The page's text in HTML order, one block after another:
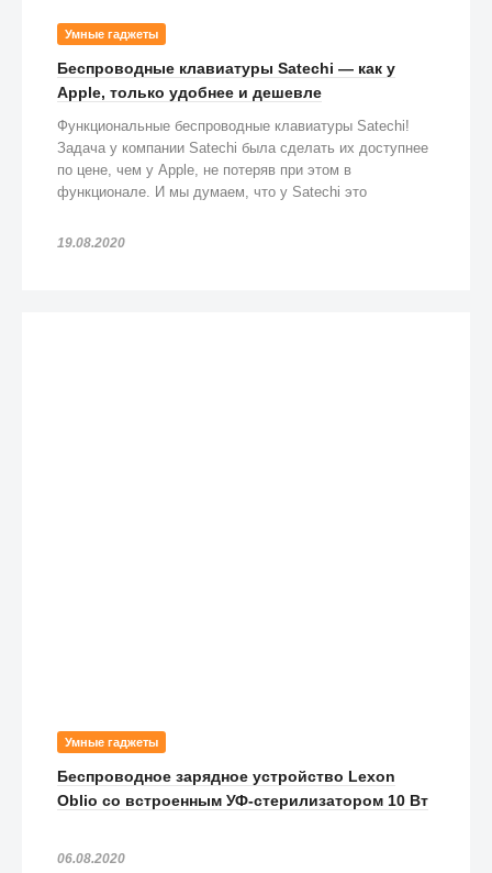
Умные гаджеты
Беспроводные клавиатуры Satechi — как у
Apple, только удобнее и дешевле
Функциональные беспроводные клавиатуры Satechi!
Задача у компании Satechi была сделать их доступнее
по цене, чем у Apple, не потеряв при этом в
функционале. И мы думаем, что у Satechi это
19.08.2020
Умные гаджеты
Беспроводное зарядное устройство Lexon
Oblio со встроенным УФ-стерилизатором 10 Вт
06.08.2020